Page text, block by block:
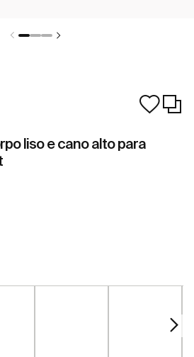
liso e cano alto para